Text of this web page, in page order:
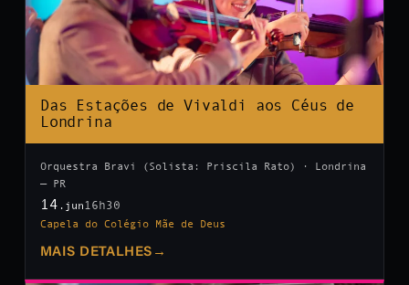
Das Estações de Vivaldi aos Céus de
Londrina
Orquestra Bravi (Solista: Priscila Rato) · Londrina
— PR
14 .jun 16h30
Capela do Colégio Mãe de Deus
MAIS DETALHES →